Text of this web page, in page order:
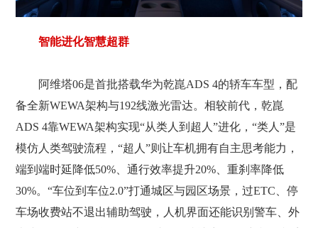
智能进化智慧超群
阿维塔06是首批搭载华为乾崑ADS 4的轿车车型，配
备全新WEWA架构与192线激光雷达。相较前代，乾崑
ADS 4靠WEWA架构实现“从类人到超人”进化，“类人”是
模仿人类驾驶流程，“超人”则让车机拥有自主思考能力，
端到端时延降低50%、通行效率提升20%、重刹率降低
30%。“车位到车位2.0”打通城区与园区场景，过ETC、停
车场收费站不退出辅助驾驶，人机界面还能识别警车、外